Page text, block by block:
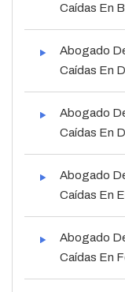
Caídas En
Abogado
Caídas En
Abogado
Caídas En
Abogado
Caídas En
Abogado
Caídas En